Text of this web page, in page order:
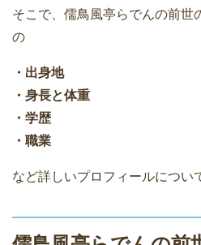
そこで、儒鳥風亭らでんの前世
の
・出身地
・身長と体重
・学歴
・職業
など詳しいプロフィールについ